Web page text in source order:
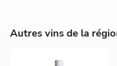
Autres vins de la